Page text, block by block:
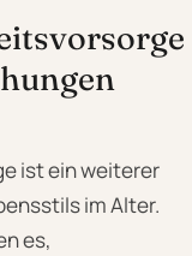
ist ein weiterer
im Alter.
es,